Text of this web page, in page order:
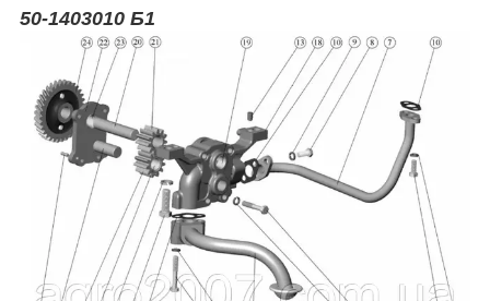
50-1403010 Б1